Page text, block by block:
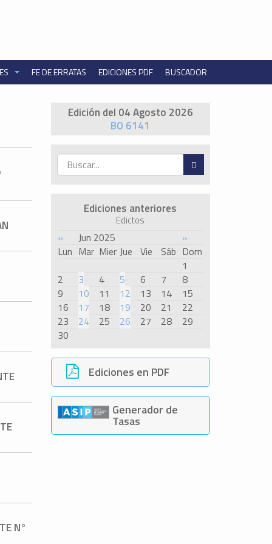
FE DE ERRATAS EDICIONES PDF BUSCADOR
Edición del 04 Agosto 2026
BO 6141
Ediciones anteriores
Edictos
« Jun 2025
»
Lun Mar Mier Jue Vie Sáb Dom
1
2
3 4 5 6 7
8
9
10 11 12 13 14
15
16
17 18 19 20 21
22
23
24 25 26 27 28
29
30
Ediciones en PDF
Generador de
Tasas
N°